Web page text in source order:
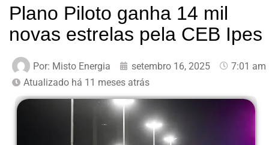
Plano Piloto ganha 14 mil
novas estrelas pela CEB Ipes
Por: Misto Energia setembro 16, 2025
7:01 am
Atualizado há 11 meses atrás